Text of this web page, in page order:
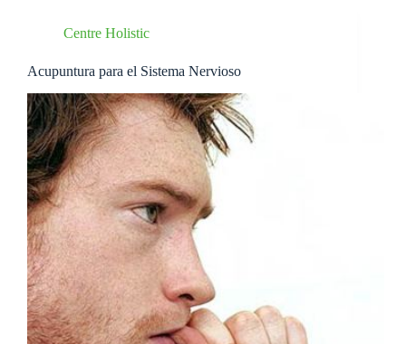
Centre Holistic
Acupuntura para el Sistema Nervioso